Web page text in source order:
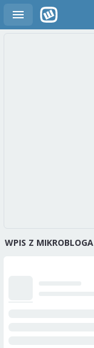
WPIS Z MIKROBLOGA